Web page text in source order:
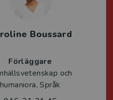
Boussard
Förläggare
och
humaniora, Språk